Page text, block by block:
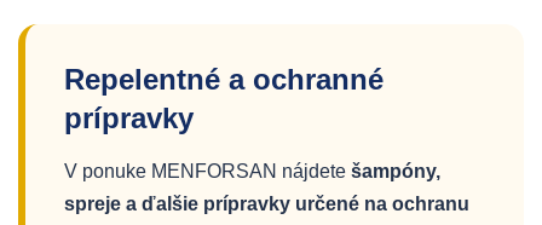
Repelentné a ochranné
prípravky
V ponuke MENFORSAN nájdete šampóny,
spreje a ďalšie prípravky určené na ochranu